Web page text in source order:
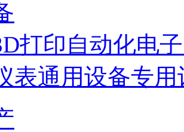
打印自动化电
表通用设备专用